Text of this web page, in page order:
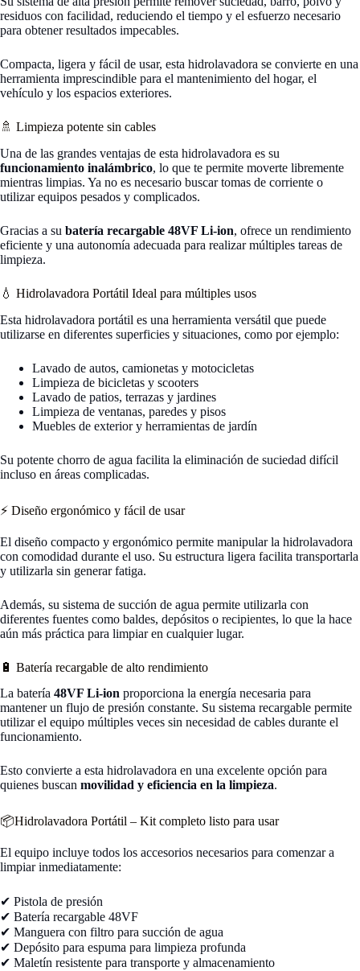
residuos con facilidad, reduciendo el tiempo y el esfuerzo necesario
para obtener resultados impecables.
Compacta, ligera y fácil de usar, esta hidrolavadora se convierte en una
herramienta imprescindible para el mantenimiento del hogar, el
vehículo y los espacios exteriores.
🚿 Limpieza potente sin cables
Una de las grandes ventajas de esta hidrolavadora es su
funcionamiento inalámbrico, lo que te permite moverte libremente
mientras limpias. Ya no es necesario buscar tomas de corriente o
utilizar equipos pesados y complicados.
Gracias a su batería recargable 48VF Li-ion, ofrece un rendimiento
eficiente y una autonomía adecuada para realizar múltiples tareas de
limpieza.
💧 Hidrolavadora Portátil Ideal para múltiples usos
Esta hidrolavadora portátil es una herramienta versátil que puede
utilizarse en diferentes superficies y situaciones, como por ejemplo:
Lavado de autos, camionetas y motocicletas
Limpieza de bicicletas y scooters
Lavado de patios, terrazas y jardines
Limpieza de ventanas, paredes y pisos
Muebles de exterior y herramientas de jardín
Su potente chorro de agua facilita la eliminación de suciedad difícil
incluso en áreas complicadas.
⚡ Diseño ergonómico y fácil de usar
El diseño compacto y ergonómico permite manipular la hidrolavadora
con comodidad durante el uso. Su estructura ligera facilita transportarla
y utilizarla sin generar fatiga.
Además, su sistema de succión de agua permite utilizarla con
diferentes fuentes como baldes, depósitos o recipientes, lo que la hace
aún más práctica para limpiar en cualquier lugar.
🔋 Batería recargable de alto rendimiento
La batería 48VF Li-ion proporciona la energía necesaria para
mantener un flujo de presión constante. Su sistema recargable permite
utilizar el equipo múltiples veces sin necesidad de cables durante el
funcionamiento.
Esto convierte a esta hidrolavadora en una excelente opción para
quienes buscan movilidad y eficiencia en la limpieza.
📦Hidrolavadora Portátil – Kit completo listo para usar
El equipo incluye todos los accesorios necesarios para comenzar a
limpiar inmediatamente:
✔ Pistola de presión
✔ Batería recargable 48VF
✔ Manguera con filtro para succión de agua
✔ Depósito para espuma para limpieza profunda
✔ Maletín resistente para transporte y almacenamiento